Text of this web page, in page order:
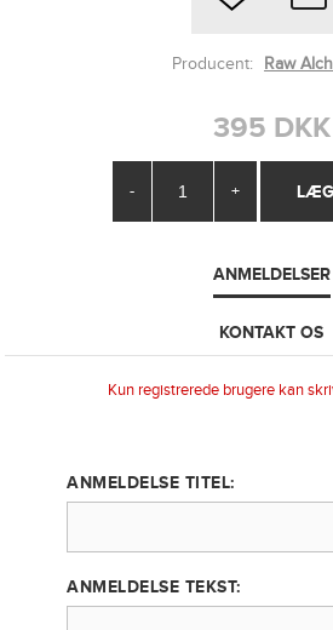
Producent: Raw
395 DKK
- +
ANMELDELSER
KONTAKT OS
Kun registrerede brugere kan
ANMELDELSE TITEL:
ANMELDELSE TEKST: